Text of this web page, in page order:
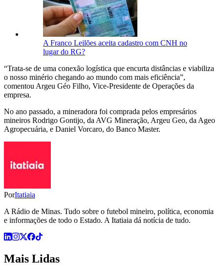
A Franco Leilões aceita cadastro com CNH no
lugar do RG?
“Trata-se de uma conexão logística que encurta distâncias e viabiliza
o nosso minério chegando ao mundo com mais eficiência”,
comentou Argeu Géo Filho, Vice-Presidente de Operações da
empresa.
No ano passado, a mineradora foi comprada pelos empresários
mineiros Rodrigo Gontijo, da AVG Mineração, Argeu Geo, da Ageo
Agropecuária, e Daniel Vorcaro, do Banco Master.
PorItatiaia
A Rádio de Minas. Tudo sobre o futebol mineiro, política, economia
e informações de todo o Estado. A Itatiaia dá notícia de tudo.
Mais Lidas